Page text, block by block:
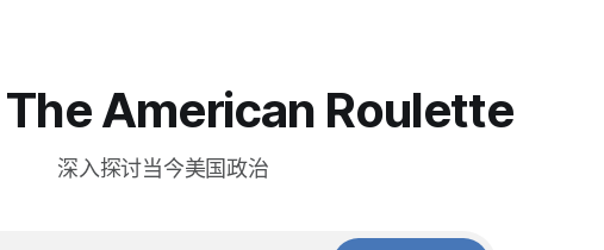
The American Roulette
深入探讨当今美国政治